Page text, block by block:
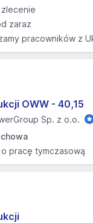
zaraz
pracowników z
OWW - 40,15
Sp. z o.o.
pracę tymczasową